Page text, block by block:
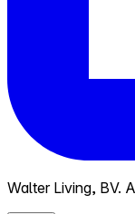
Walter Living, BV.